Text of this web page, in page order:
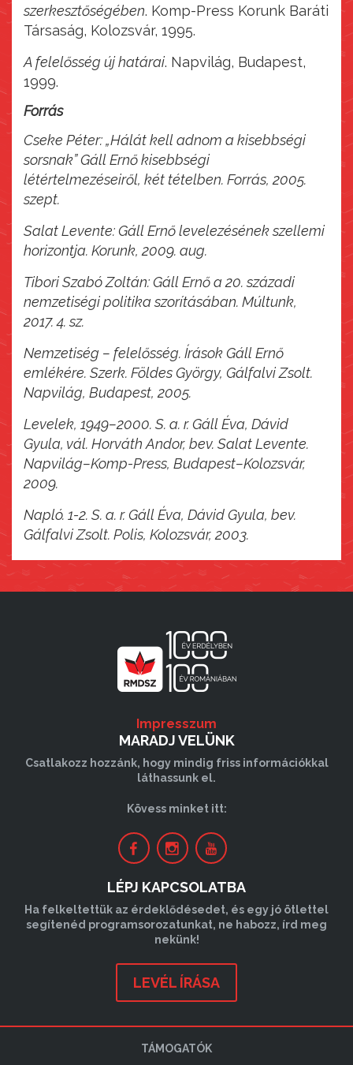
szerkesztőségében. Komp-Press Korunk Baráti
Társaság, Kolozsvár, 1995.
A felelősség új határai. Napvilág, Budapest,
1999.
Forrás
Cseke Péter: „Hálát kell adnom a kisebbségi
sorsnak” Gáll Ernő kisebbségi
létértelmezéseiről, két tételben. Forrás, 2005.
szept.
Salat Levente: Gáll Ernő levelezésének szellemi
horizontja. Korunk, 2009. aug.
Tibori Szabó Zoltán: Gáll Ernő a 20. századi
nemzetiségi politika szorításában. Múltunk,
2017. 4. sz.
Nemzetiség – felelősség. Írások Gáll Ernő
emlékére. Szerk. Földes György, Gálfalvi Zsolt.
Napvilág, Budapest, 2005.
Levelek, 1949–2000. S. a. r. Gáll Éva, Dávid
Gyula, vál. Horváth Andor, bev. Salat Levente.
Napvilág–Komp-Press, Budapest–Kolozsvár,
2009.
Napló. 1-2. S. a. r. Gáll Éva, Dávid Gyula, bev.
Gálfalvi Zsolt. Polis, Kolozsvár, 2003.
Impresszum
MARADJ VELÜNK
Csatlakozz hozzánk, hogy mindig friss információkkal
láthassunk el.
Kövess minket itt:
LÉPJ KAPCSOLATBA
Ha felkeltettük az érdeklődésedet, és egy jó ötlettel
segítenéd programsorozatunkat, ne habozz, írd meg
nekünk!
LEVÉL ÍRÁSA
TÁMOGATÓK